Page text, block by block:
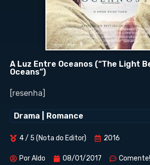
A Luz Entre Oceanos (“The Light
Oceans”)
[resenha]
Drama Romance
4 / 5 (Nota do Editor) 2016
PorAldo 08/01/2017 Comente!